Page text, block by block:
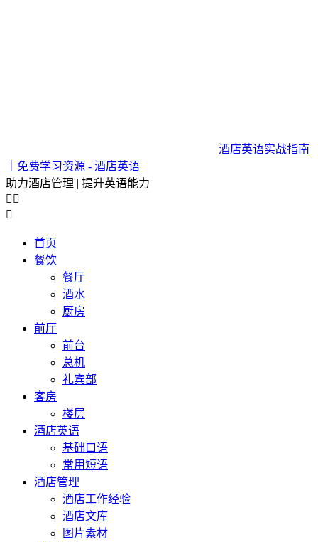
酒店英语实战指南
｜免费学习资源 - 酒店英语
助力酒店管理 | 提升英语能力
 

首页
餐饮
餐厅
酒水
厨房
前厅
前台
总机
礼宾部
客房
楼层
酒店英语
基础口语
常用短语
酒店管理
酒店工作经验
酒店文库
图片素材